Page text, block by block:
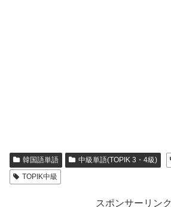
韓国語単語 中級単語(TOPIK 3・4級)
TOPIK中級
スポンサーリンク